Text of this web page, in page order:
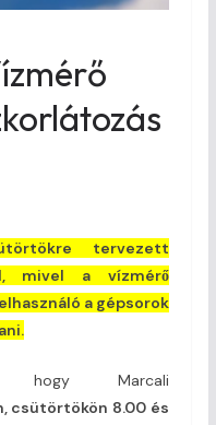
tervezett
mivel a vízmérő
a gépsorok
hogy Marcali
csütörtökön 8.00 és